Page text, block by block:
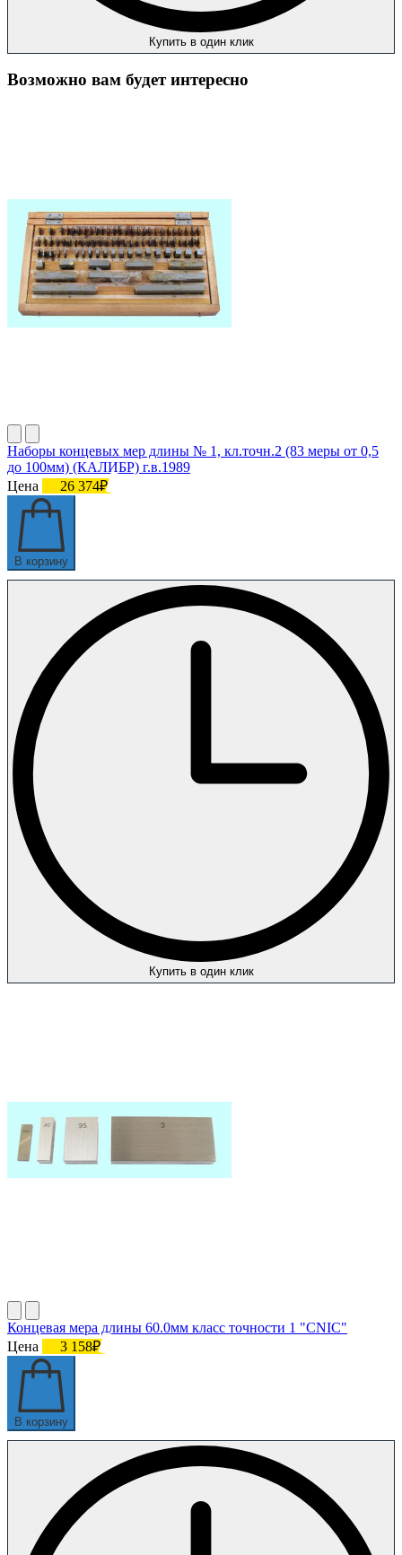
Купить в один клик
Возможно вам будет интересно
Наборы концевых мер длины № 1, кл.точн.2 (83 меры от 0,5
до 100мм) (КАЛИБР) г.в.1989
Цена
26 374₽
В корзину
Купить в один клик
Концевая мера длины 60.0мм класс точности 1 "CNIC"
Цена
3 158₽
В корзину